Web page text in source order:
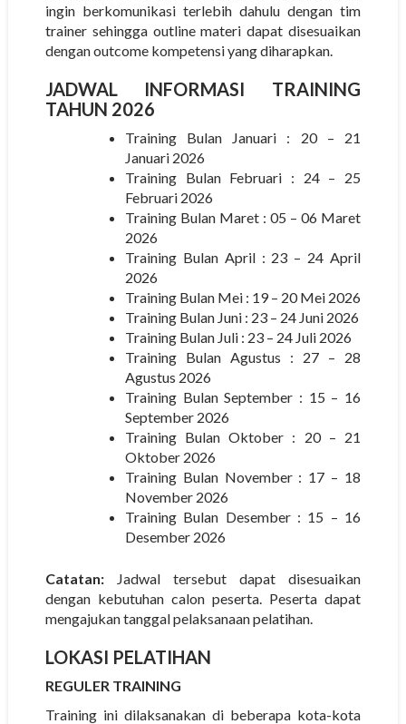
ingin berkomunikasi terlebih dahulu dengan tim
trainer sehingga outline materi dapat disesuaikan
dengan outcome kompetensi yang diharapkan.
JADWAL INFORMASI TRAINING
TAHUN 2026
Training Bulan Januari : 20 – 21
Januari 2026
Training Bulan Februari : 24 – 25
Februari 2026
Training Bulan Maret : 05 – 06 Maret
2026
Training Bulan April : 23 – 24 April
2026
Training Bulan Mei : 19 – 20 Mei 2026
Training Bulan Juni : 23 – 24 Juni 2026
Training Bulan Juli : 23 – 24 Juli 2026
Training Bulan Agustus : 27 – 28
Agustus 2026
Training Bulan September : 15 – 16
September 2026
Training Bulan Oktober : 20 – 21
Oktober 2026
Training Bulan November : 17 – 18
November 2026
Training Bulan Desember : 15 – 16
Desember 2026
Catatan:Jadwal tersebut dapat disesuaikan
dengan kebutuhan calon peserta. Peserta dapat
mengajukan tanggal pelaksanaan pelatihan.
LOKASI PELATIHAN
REGULER TRAINING
Training ini dilaksanakan di beberapa kota-kota